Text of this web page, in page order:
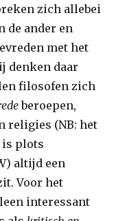
zich allebei
de ander en
met het
denken daar
filosofen zich
beroepen,
religies (NB: het
is plots
altijd een
Voor het
interessant